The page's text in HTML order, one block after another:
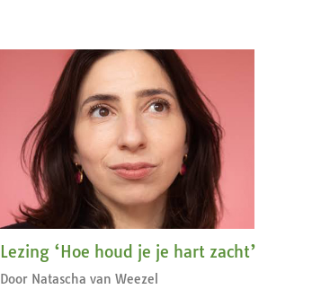
Lezing ‘Hoe houd je je hart zacht’
Door Natascha van Weezel